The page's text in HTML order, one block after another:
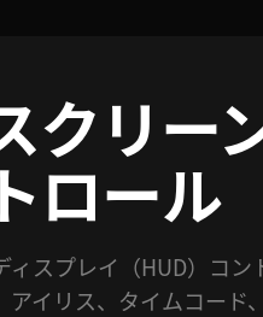
クリー
ロール
ィスプレイ（HUD）コン
アイリス、タイムコード